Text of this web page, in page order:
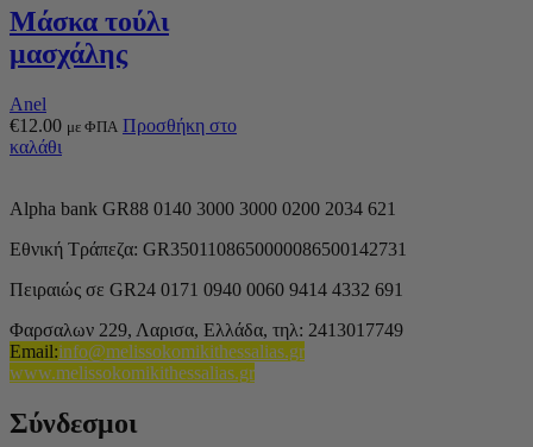
Μάσκα τούλι
μασχάλης
Anel
€12.00 με ΦΠΑ Προσθήκη στο
καλάθι
Alpha bank GR88 0140 3000 3000 0200 2034 621
Εθνική Τράπεζα: GR3501108650000086500142731
Πειραιώς σε GR24 0171 0940 0060 9414 4332 691
Φαρσαλων 229, Λαρισα, Ελλάδα, τηλ: 2413017749
Email:info@melissokomikithessalias.gr
www.melissokomikithessalias.gr
Σύνδεσμοι